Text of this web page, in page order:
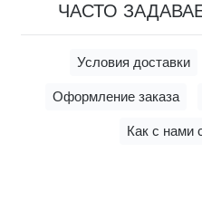
ЧАСТО
Условия доставки
Оформление заказа
Как с нами